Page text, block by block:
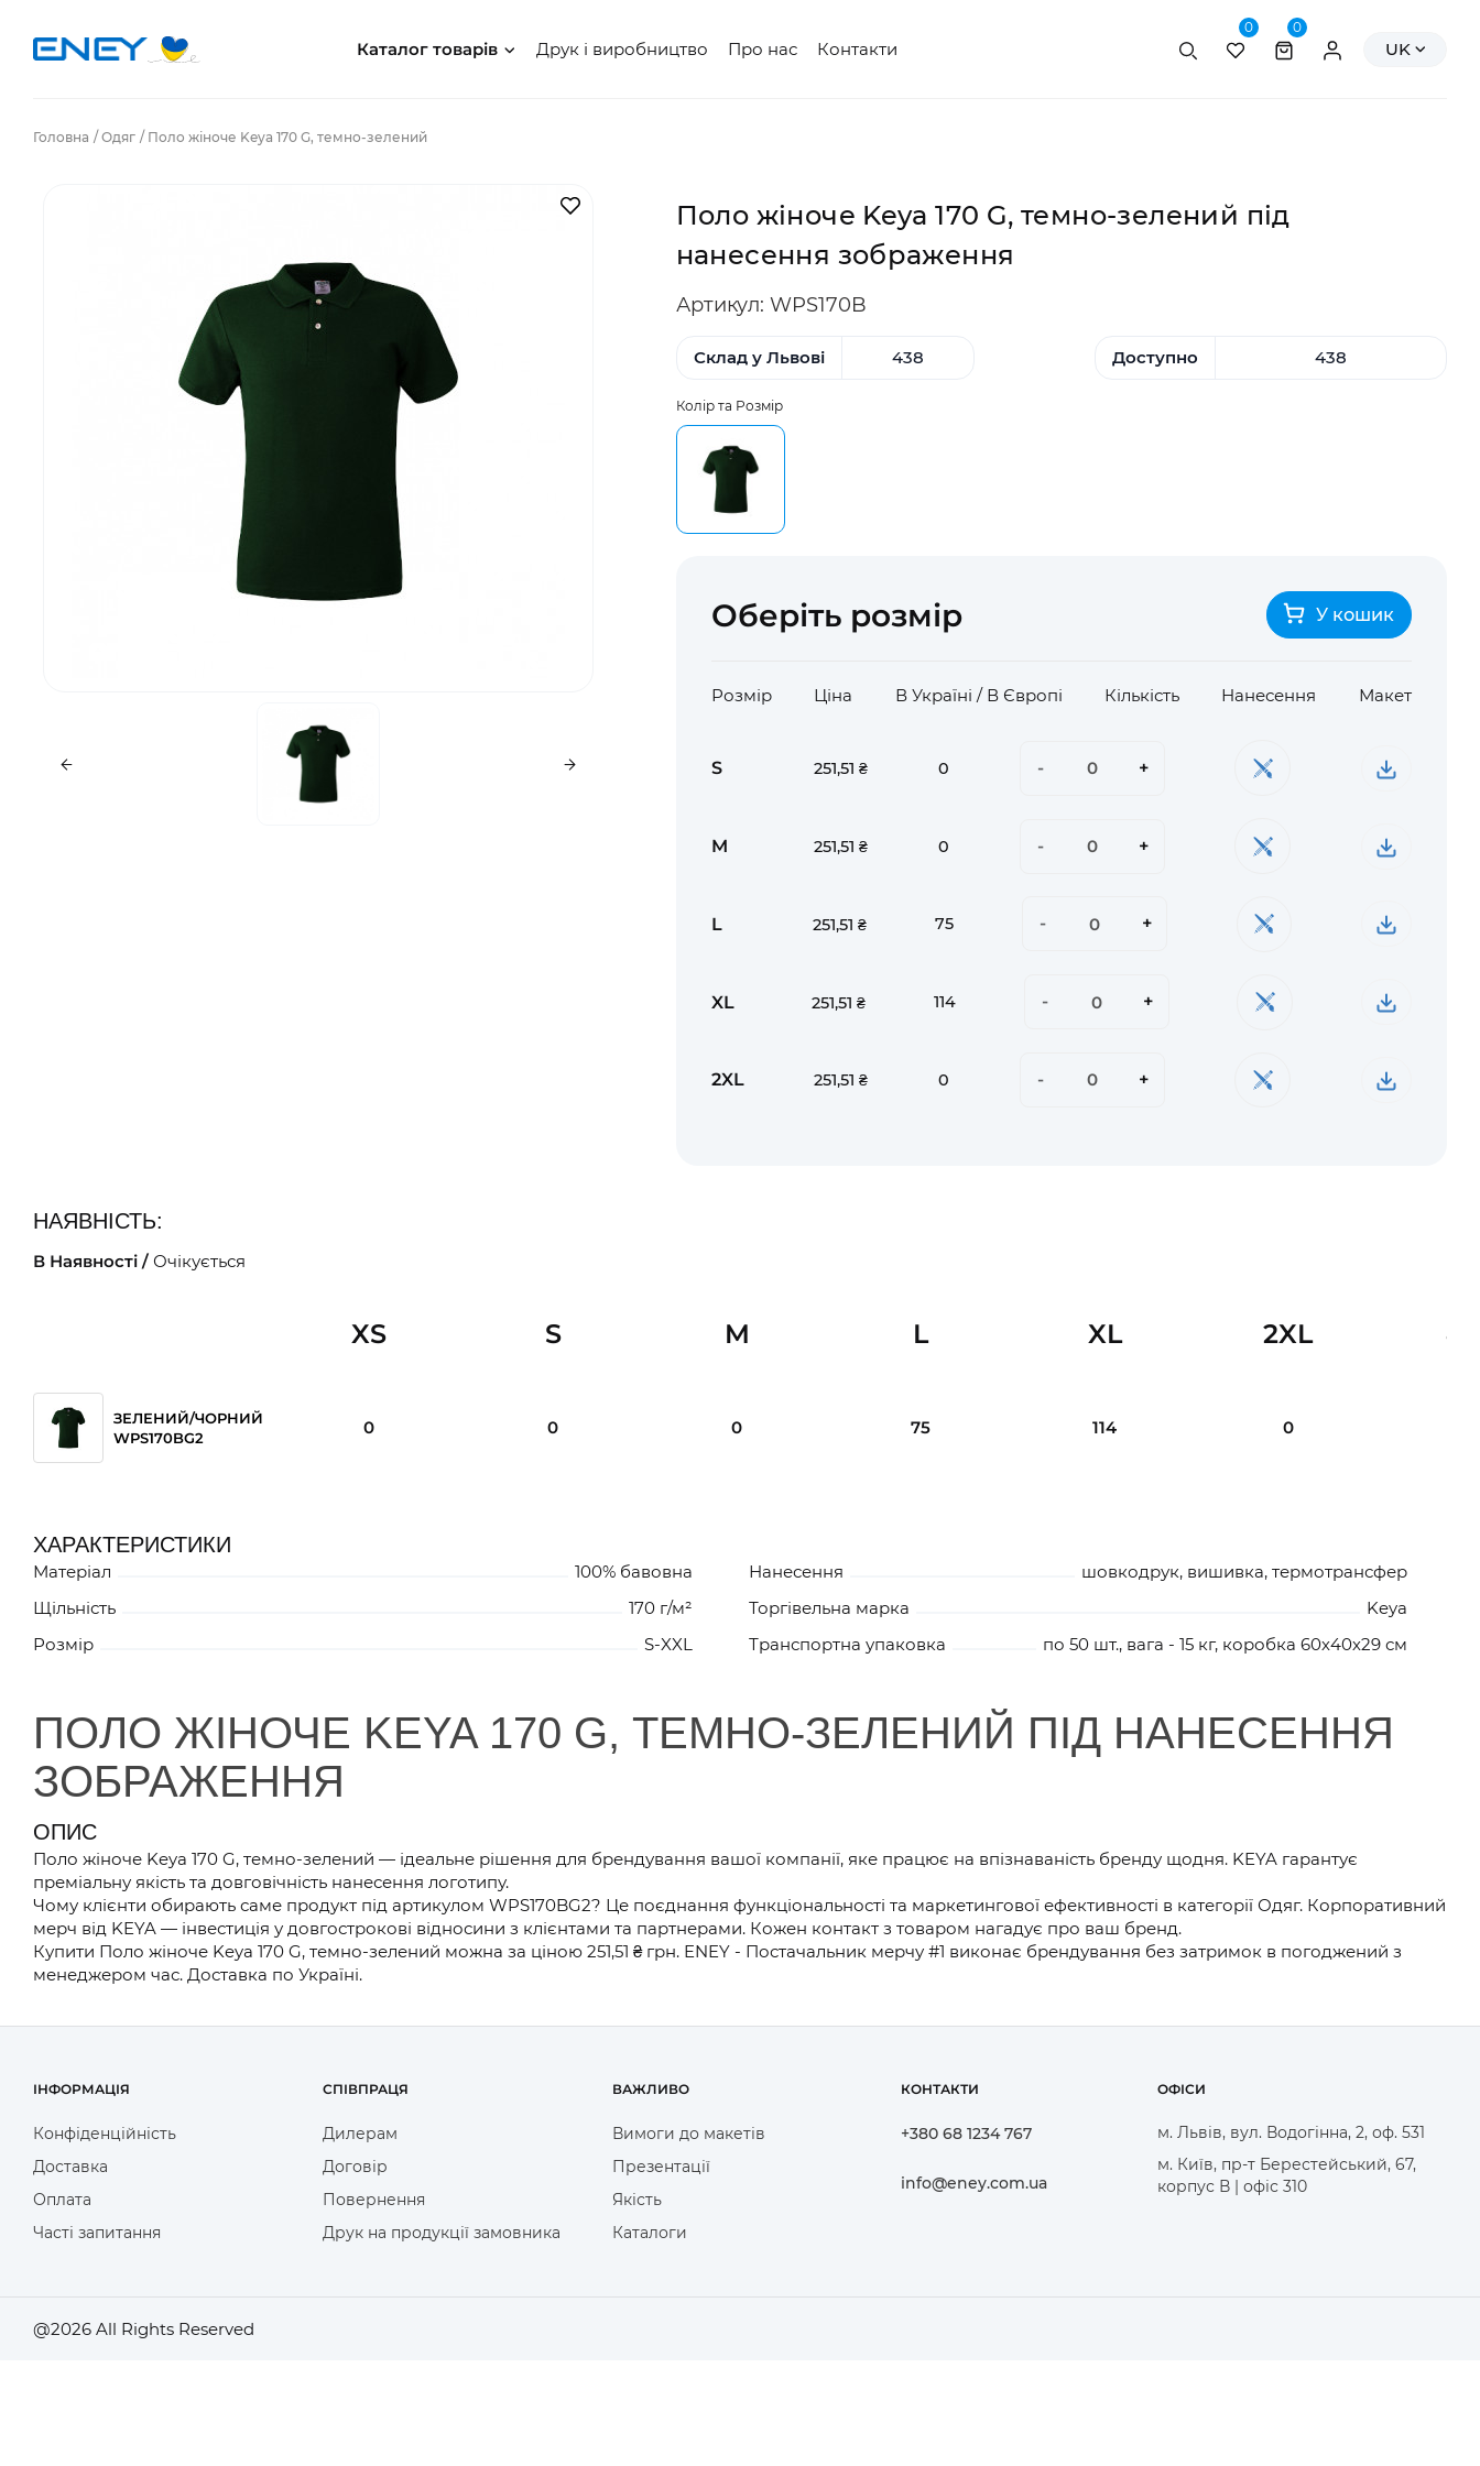
Каталог товарів Друк і виробництво Про нас Контакти Пошук
0 0
Персональні
UK
Головна Одяг Поло жіноче Keya 170 G, темно-зелений
В закладки Поло жіноче Keya 170 G, темно-зелений під
нанесення зображення
Артикул: WPS170B
Склад у Львові 438 Доступно 438
Колір та Розмір
Оберіть розмір У кошик
Розмір Ціна В Україні / В Європі Кількість Нанесення Макет
S 251,51 ₴ 0 - +
M 251,51 ₴ 0 - +
L 251,51 ₴ 75 - +
XL 251,51 ₴ 114 - +
2XL 251,51 ₴ 0 - +
НАЯВНІСТЬ:
В Наявності / Очікується
XS S M L XL 2XL
ЗЕЛЕНИЙ/ЧОРНИЙ
WPS170BG2
0 0 0 75 114 0
ХАРАКТЕРИСТИКИ
Матеріал
100% бавовна
Щільність
170 г/м²
Розмір
S-XXL
Нанесення
шовкодрук, вишивка, термотрансфер
Торгівельна марка
Keya
Транспортна упаковка
по 50 шт., вага - 15 кг, коробка 60х40х29 см
ПОЛО ЖІНОЧЕ KEYA 170 G, ТЕМНО-ЗЕЛЕНИЙ ПІД НАНЕСЕННЯ
ЗОБРАЖЕННЯ
ОПИС
Поло жіноче Keya 170 G, темно-зелений — ідеальне рішення для брендування вашої компанії, яке працює на впізнаваність бренду щодня. KEYA гарантує
преміальну якість та довговічність нанесення логотипу.
Чому клієнти обирають саме продукт під артикулом WPS170BG2? Це поєднання функціональності та маркетингової ефективності в категорії Одяг. Корпоративний
мерч від KEYA — інвестиція у довгострокові відносини з клієнтами та партнерами. Кожен контакт з товаром нагадує про ваш бренд.
Купити Поло жіноче Keya 170 G, темно-зелений можна за ціною 251,51 ₴ грн. ENEY - Постачальник мерчу #1 виконає брендування без затримок в погоджений з
менеджером час. Доставка по Україні.
ІНФОРМАЦІЯ
Конфіденційність
Доставка
Оплата
Часті запитання
СПІВПРАЦЯ
Дилерам
Договір
Повернення
Друк на продукції замовника
ВАЖЛИВО
Вимоги до макетів
Презентації
Якість
Каталоги
КОНТАКТИ
+380 68 1234 767
info@eney.com.ua
ОФІСИ
м. Львів, вул. Водогінна, 2, оф. 531
м. Київ, пр-т Берестейський, 67,
корпус В | офіс 310
@2026 All Rights Reserved